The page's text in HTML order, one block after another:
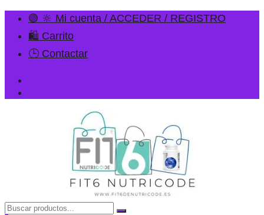
🟢 🔆 Mi cuenta / ACCEDER / REGISTRO
🛍️ Carrito
🕒 Contactar